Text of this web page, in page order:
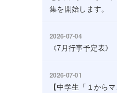
集を開始します。
2026-07-04
《7月行事予定表
2026-07-01
【中学生「１から